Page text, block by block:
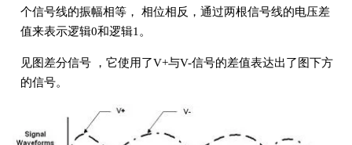
个信号线的振幅相等， 相位相反，通过两根信号线的电压差
值来表示逻辑0和逻辑1。
见图差分信号 ，它使用了V+与V-信号的差值表达出了图下方
的信号。